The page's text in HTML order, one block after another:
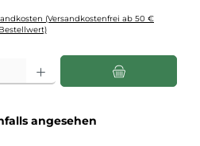
(Versandkostenfrei ab 50 €
Bestellwert)
angesehen